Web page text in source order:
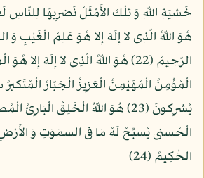
هُوَ اللّهُ الّذِى لا إِلَهَ إِلا هُوَ عَلِمُ الْغَيْبِ
الرّحِيمُ (22) هُوَ اللّهُ الّذِى لا إِلَهَ
الْمُؤْمِنُ الْمُهَيْمِنُ الْعَزِيزُ الْجَبّارُ
يُشرِكونَ (23) هُوَ اللّهُ الْخَلِقُ
الْحُسنى يُسبِّحُ لَهُ مَا فى السمَوَتِ وَ
الحَْكِيمُ (24)